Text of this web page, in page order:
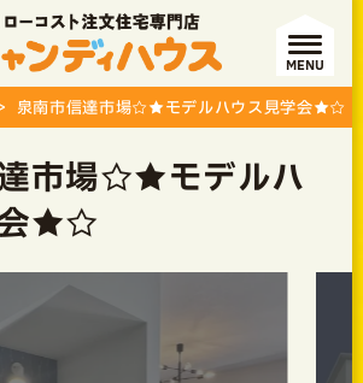
MENU
泉南市信達市場☆★モデルハウス見学会★☆
市場☆★モデルハ
会★☆